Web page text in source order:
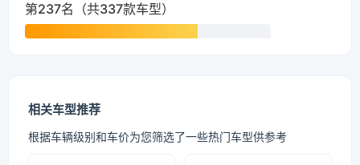
第237名（共337款车型）
相关车型推荐
根据车辆级别和车价为您筛选了一些热门车型供参考